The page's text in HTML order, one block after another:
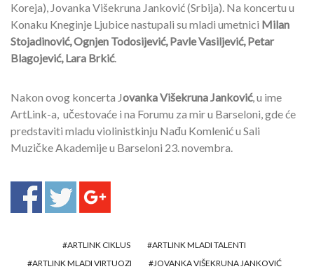
Koreja), Jovanka Višekruna Janković (Srbija). Na koncertu u
Konaku Kneginje Ljubice nastupali su mladi umetnici Milan
Stojadinović, Ognjen Todosijević, Pavle Vasiljević, Petar
Blagojević, Lara Brkić.
Nakon ovog koncerta Jovanka Višekruna Janković, u ime
ArtLink-a, učestovaće i na Forumu za mir u Barseloni, gde će
predstaviti mladu violinistkinju Nađu Komlenić u Sali
Muzičke Akademije u Barseloni 23. novembra.
ARTLINK CIKLUS
ARTLINK MLADI TALENTI
ARTLINK MLADI VIRTUOZI
JOVANKA VIŠEKRUNA JANKOVIĆ